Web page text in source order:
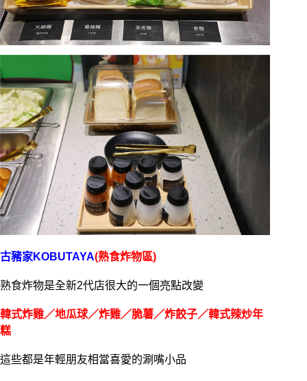
古豬家KOBUTAYA(熟食炸物區)
熟食炸物是全新2代店很大的一個亮點改變
韓式炸雞／地瓜球／炸雞／脆薯／炸餃子／韓式辣炒年
糕
這些都是年輕朋友相當喜愛的涮嘴小品